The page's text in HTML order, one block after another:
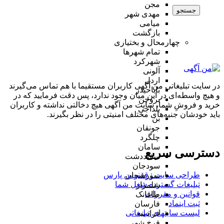
مجن
مهدی شهر
میامی
بازگشت
چهارمحال و بختیاری
تمام شهر‌ها
شهرکرد
آلونی
اردل
باباحیدر
بروجن
بلداجی
بن
جونقان
چلگرد
سامان
سفیددشت
سودجان
سورشجان
شلمزار
طاقانک
فارسان
فرادبنه
جستجو
در سایت تبلیغاتی من آگهی کاربران مستقیما با هم تماس می‌گیرند
و هیچ واسطه‌ای در این میان وجود ندارد، پس دقت فرمایید که در
خرید و فروشِ شما، سایت من آگهی هیچ دخالتی نداشته و کاربران
باید خودشان جنبه‌های مختلف امنیتی را در نظر بگیرند.
دسترسی سریع
طراحی سایت :‌ ققنوس پارس
تبلیغات گسترده شغل شما
قوانین و مقررات
ثبت اینماد
لیست سایتهای تبلیغاتی